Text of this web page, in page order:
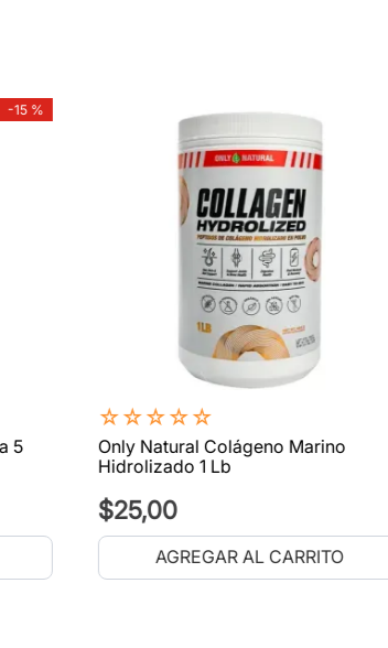
-15 %
5
☆☆☆☆☆
Only Natural Colágeno Marino
Hidrolizado 1 Lb
$25,00
AGREGAR AL CARRITO